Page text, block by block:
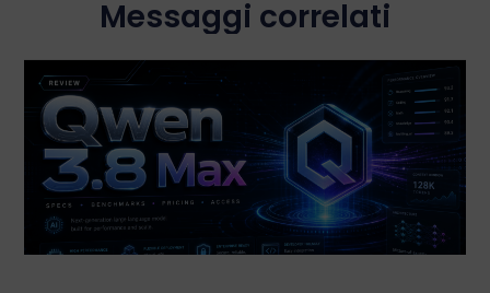
Messaggi correlati